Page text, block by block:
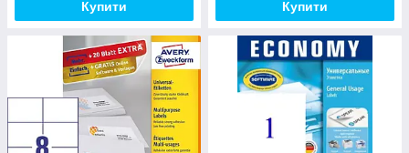
Купити Купити